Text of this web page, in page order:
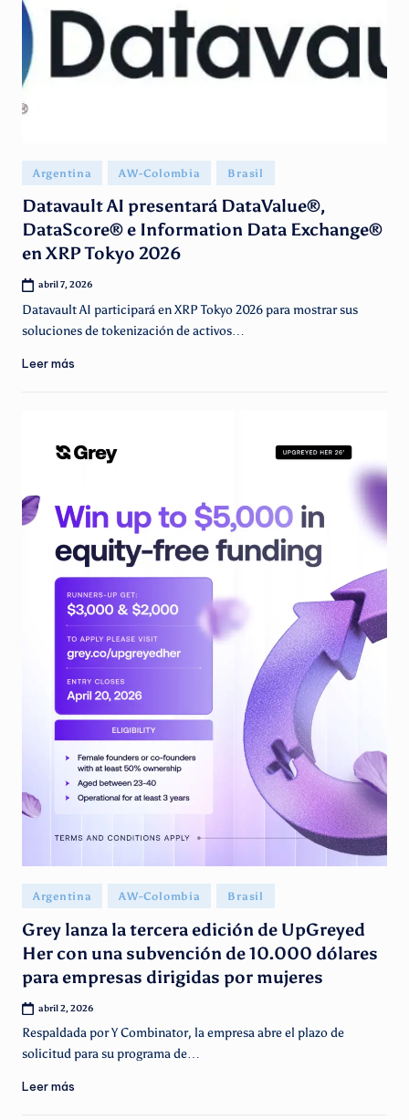
Publicado
en
Argentina AW-Colombia Brasil
Datavault AI presentará DataValue®,
DataScore® e Information Data Exchange®
en XRP Tokyo 2026
abril 7, 2026
Datavault AI participará en XRP Tokyo 2026 para mostrar sus
soluciones de tokenización de activos…
Leer más
Publicado
en
Argentina AW-Colombia Brasil
Grey lanza la tercera edición de UpGreyed
Her con una subvención de 10.000 dólares
para empresas dirigidas por mujeres
abril 2, 2026
Respaldada por Y Combinator, la empresa abre el plazo de
solicitud para su programa de…
Leer más